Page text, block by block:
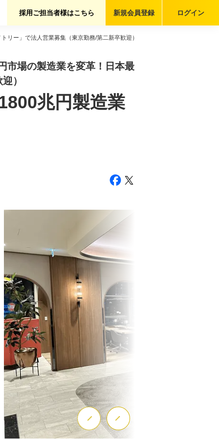
採用ご担当者様はこちら ログイン
新規会員登録
リー」で法人営業募集（東京勤務/第二新卒歓迎）
市場の製造業を変革！日本最
）
兆円製造業